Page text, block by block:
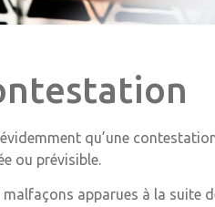
qu’une
ou prévisible.
malfaçons apparues à la suite